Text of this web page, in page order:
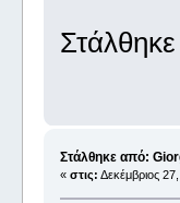
Στάλθηκε από:
« στις: Δεκέμβριος